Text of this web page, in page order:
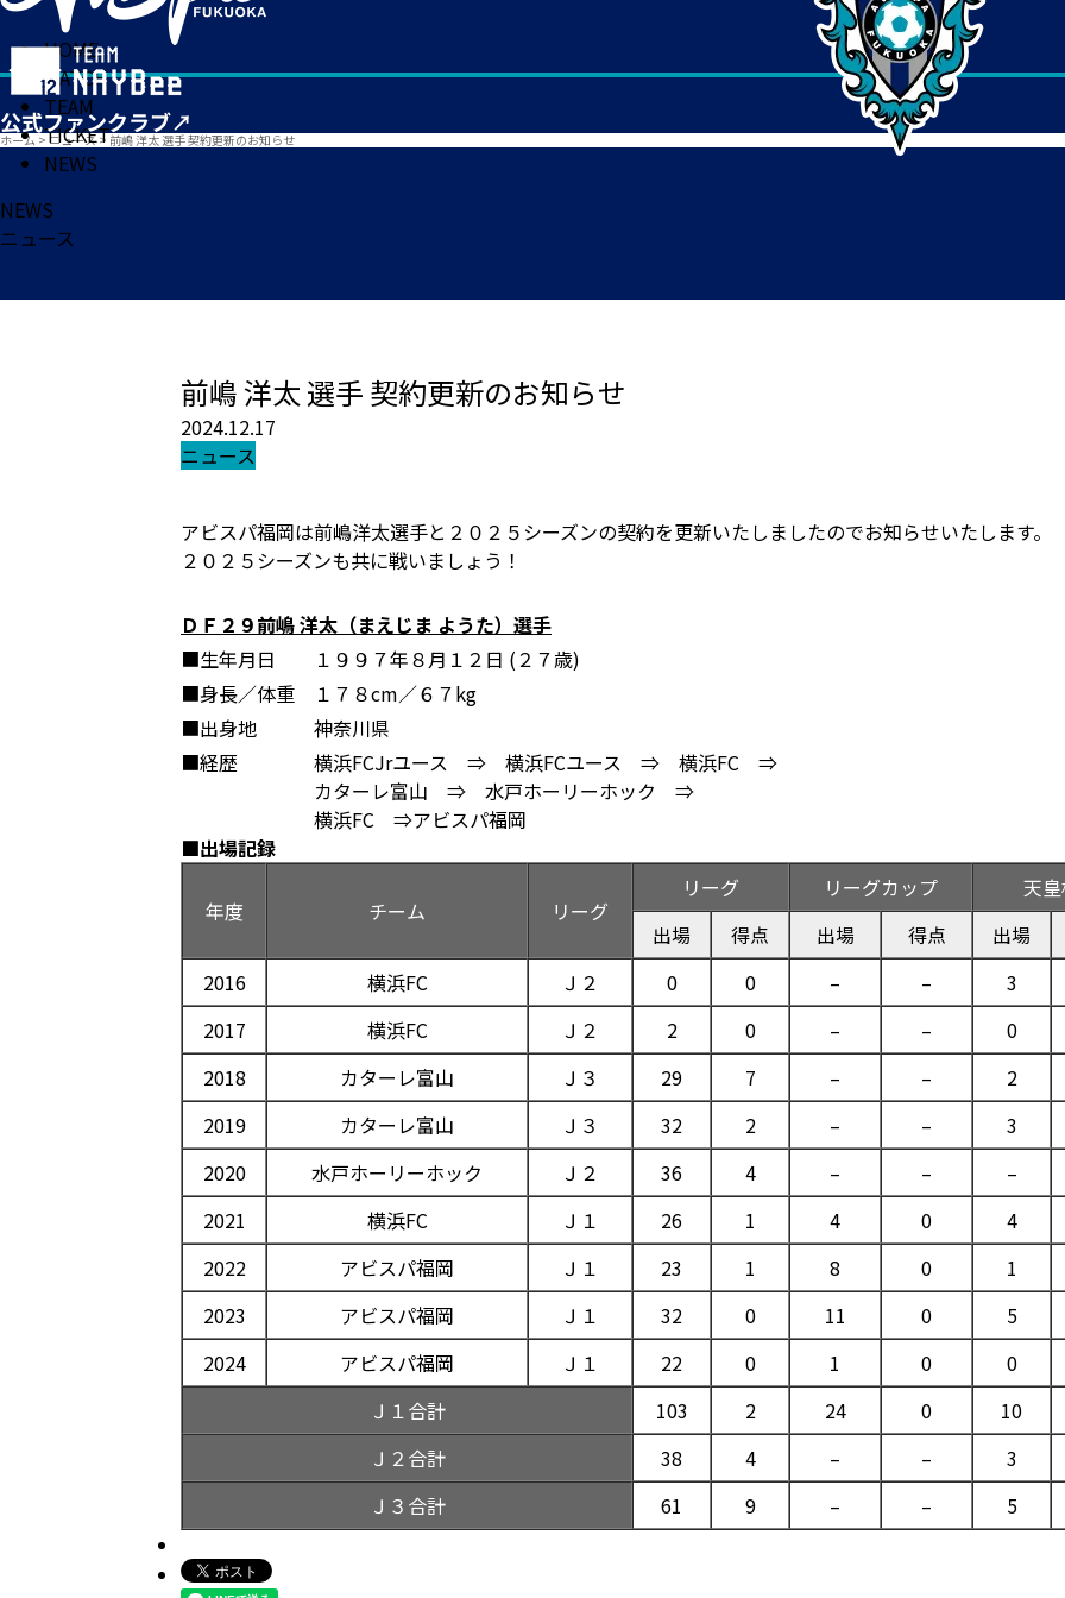
HOME
MATCH
TEAM
TICKET
NEWS
ホーム > ニュース> 前嶋 洋太 選手 契約更新のお知らせ
NEWS
ニュース
前嶋 洋太 選手 契約更新のお知らせ
2024.12.17
ニュース
アビスパ福岡は前嶋洋太選手と２０２５シーズンの契約を更新いたしましたのでお知らせいたします。
２０２５シーズンも共に戦いましょう！
ＤＦ２９前嶋 洋太（まえじま ようた）選手
■生年月日
１９９７年８月１２日 (２７歳)
■身長／体重
１７８cm／６７kg
■出身地
神奈川県
■経歴
横浜FCJrユース ⇒ 横浜FCユース ⇒ 横浜FC ⇒
カターレ富山 ⇒ 水戸ホーリーホック ⇒
横浜FC ⇒アビスパ福岡
■出場記録
年度 チーム リーグ
リーグ リーグカップ
天
出場
得点 出場 得点 出場
2016
横浜FC Ｊ２ 0 0 – – 3
2017
横浜FC Ｊ２ 2 0 – – 0
2018
カターレ富山 Ｊ３ 29 7 – – 2
2019
カターレ富山 Ｊ３ 32 2 – – 3
2020
水戸ホーリーホック Ｊ２ 36 4 – – –
2021
横浜FC Ｊ１ 26 1 4 0 4
2022
アビスパ福岡 Ｊ１ 23 1 8 0 1
2023
アビスパ福岡 Ｊ１ 32 0 11 0 5
2024
アビスパ福岡 Ｊ１ 22 0 1 0 0
Ｊ１合計
103 2 24 0 10
Ｊ２合計
38 4 – – 3
Ｊ３合計
61 9 – – 5